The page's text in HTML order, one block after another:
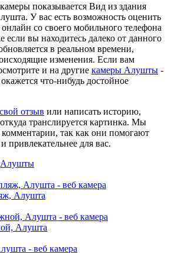
показывается Вид из здания
У вас есть возможность оценить
со своего мобильного телефона
если вы находитесь далеко от данного
в реальном времени,
изменения. Если вам
и на другие камеры Алушты -
что-нибудь достойное
отзыв или написать историю,
транслируется картинка. Мы
так как они помогают
привлекательнее для вас.
Алушты
Алушта
Алушта